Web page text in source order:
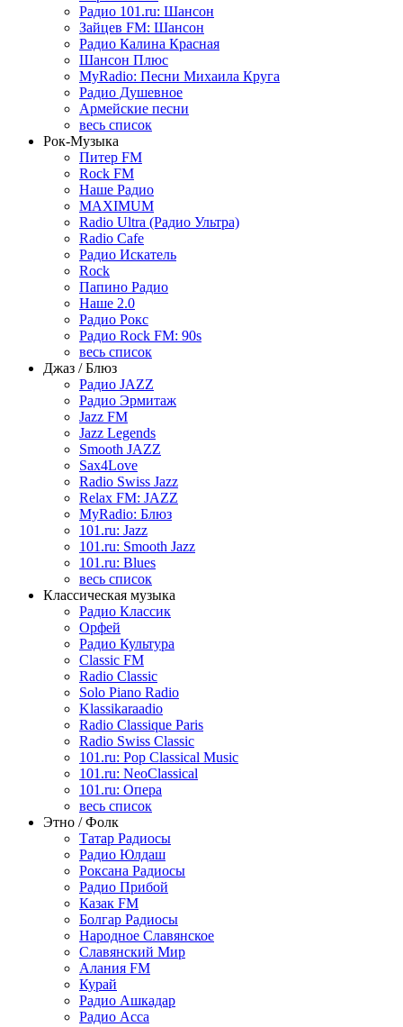
Радио 101.ru: Шансон
Зайцев FM: Шансон
Радио Калина Красная
Шансон Плюс
MyRadio: Песни Михаила Круга
Радио Душевное
Армейские песни
весь список
Рок-Музыка
Питер FM
Rock FM
Наше Радио
MAXIMUM
Radio Ultra (Радио Ультра)
Radio Cafe
Радио Искатель
Rock
Папино Радио
Наше 2.0
Радио Рокс
Радио Rock FM: 90s
весь список
Джаз / Блюз
Радио JAZZ
Радио Эрмитаж
Jazz FM
Jazz Legends
Smooth JAZZ
Sax4Love
Radio Swiss Jazz
Relax FM: JAZZ
MyRadio: Блюз
101.ru: Jazz
101.ru: Smooth Jazz
101.ru: Blues
весь список
Классическая музыка
Радио Классик
Орфей
Радио Культура
Classic FM
Radio Classic
Solo Piano Radio
Klassikaraadio
Radio Classique Paris
Radio Swiss Classic
101.ru: Pop Classical Music
101.ru: NeoClassical
101.ru: Опера
весь список
Этно / Фолк
Татар Радиосы
Радио Юлдаш
Роксана Радиосы
Радио Прибой
Казак FM
Болгар Радиосы
Народное Славянское
Славянский Мир
Алания FM
Курай
Радио Ашкадар
Радио Асса